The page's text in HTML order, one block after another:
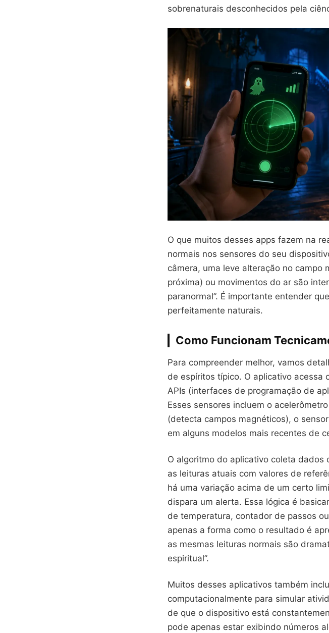
sobrenaturais desconhecidos pela
O que muitos desses apps fazem na
normais nos sensores do seu
câmera, uma leve alteração no campo
próxima) ou movimentos do ar são
paranormal”. É importante entender
perfeitamente naturais.
Como Funcionam
Para compreender melhor, vamos
de espíritos típico. O aplicativo acessa
APIs (interfaces de programação de
Esses sensores incluem o
(detecta campos magnéticos), o
em alguns modelos mais recentes de
O algoritmo do aplicativo coleta dados
as leituras atuais com valores de
há uma variação acima de um certo
dispara um alerta. Essa lógica é
de temperatura, contador de passos
apenas a forma como o resultado é
as mesmas leituras normais são
espiritual”.
Muitos desses aplicativos também
computacionalmente para simular
de que o dispositivo está
pode apenas estar exibindo números